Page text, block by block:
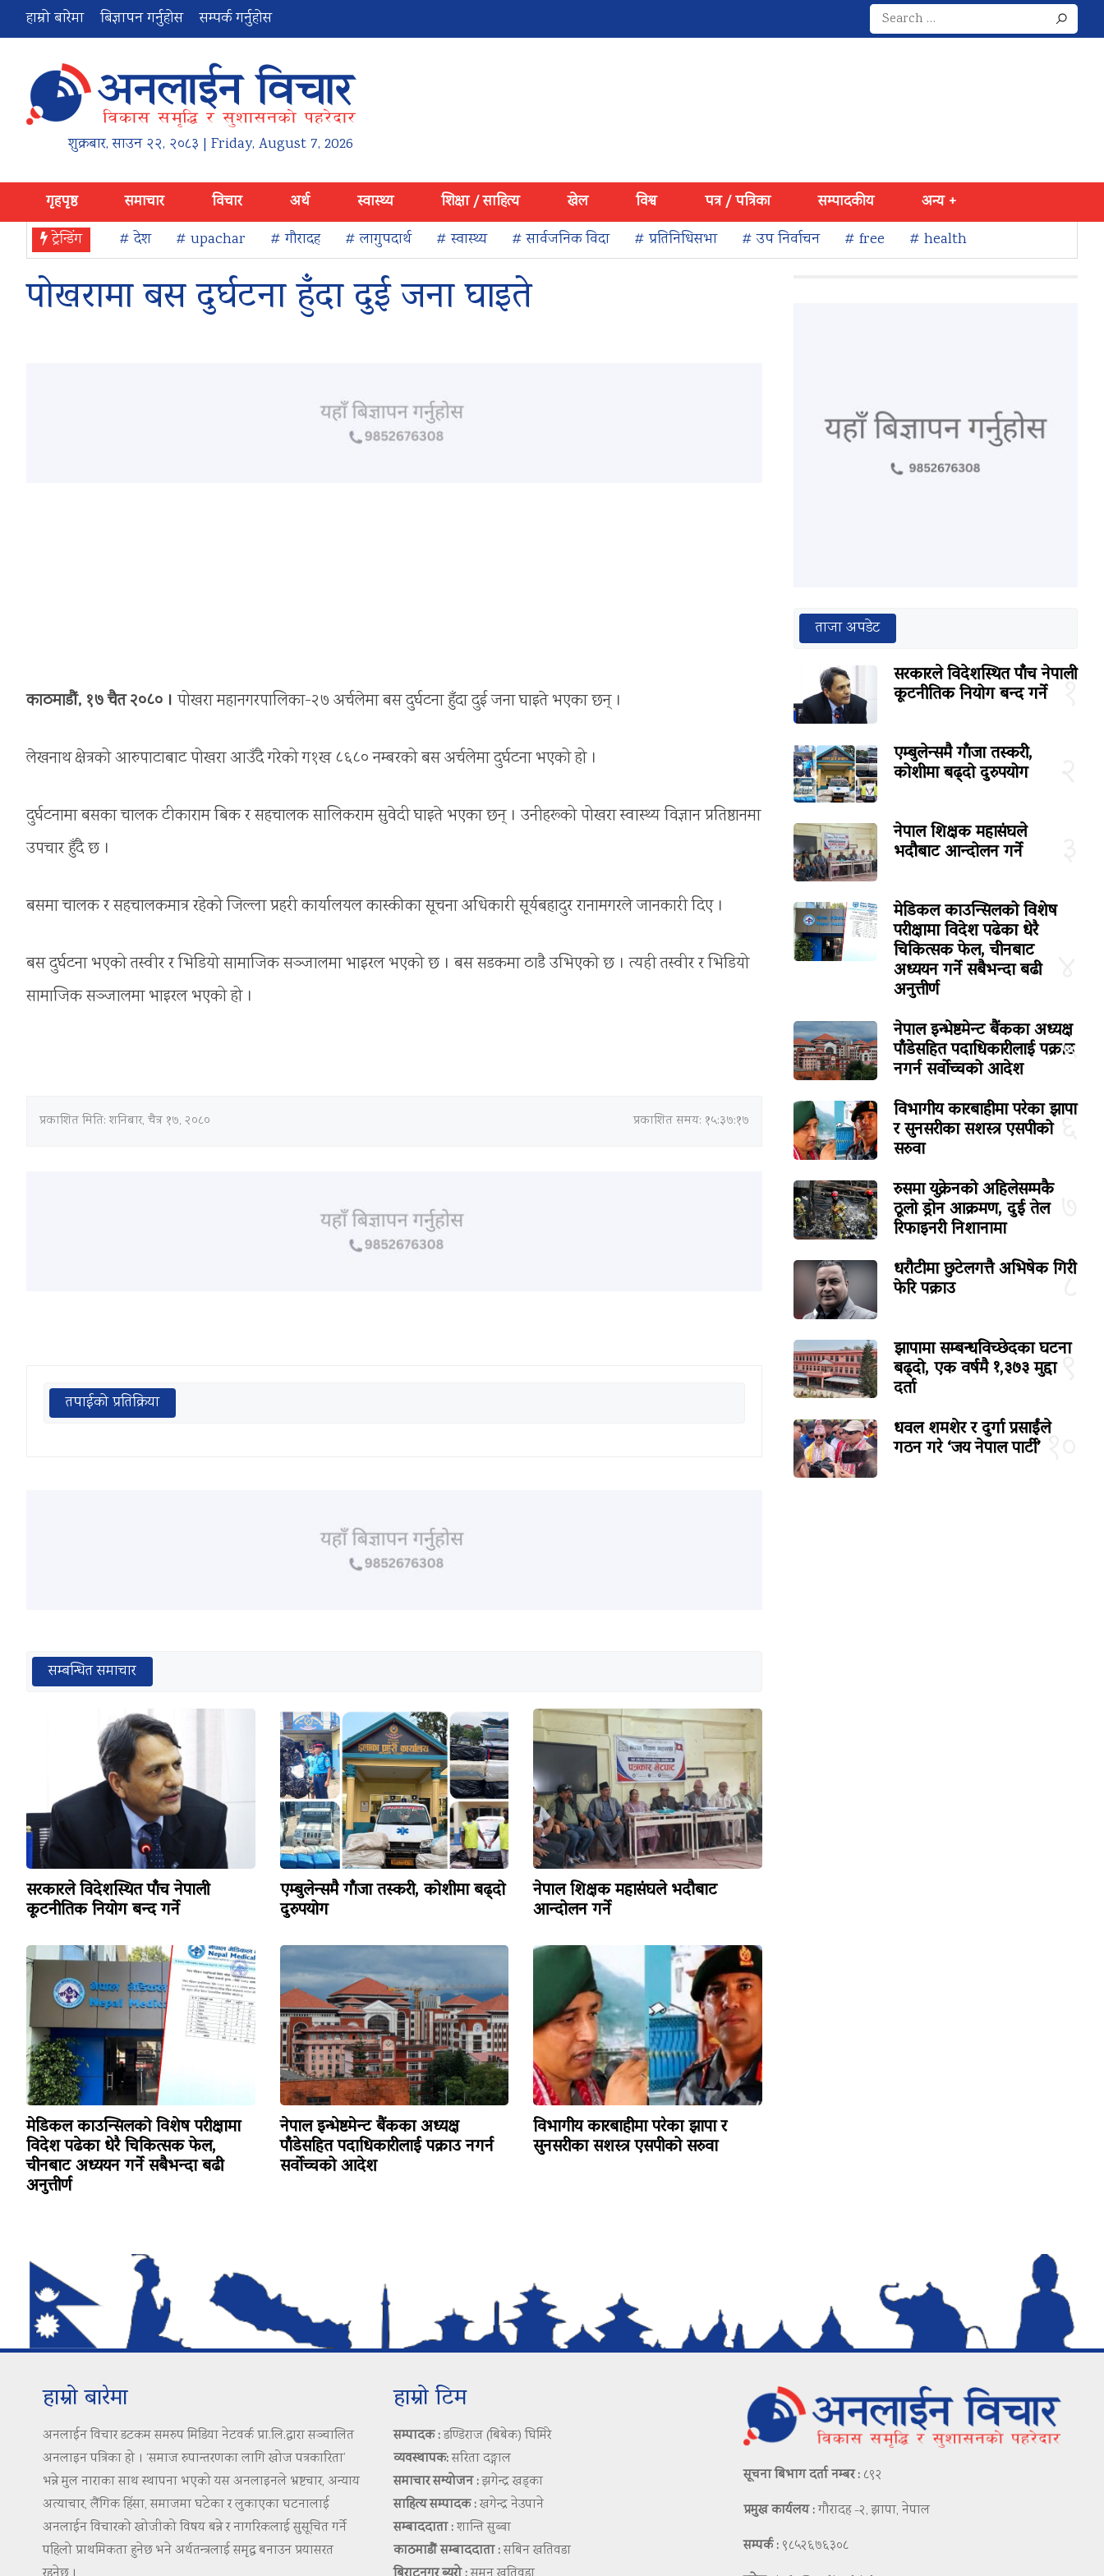
हाम्रो बारेमा बिज्ञापन गर्नुहोस सम्पर्क गर्नुहोस
Search
for:
शुक्रबार,साउन २२, २०८३ | Friday, August 7, 2026
गृहपृष्ठ समाचार विचार अर्थ स्वास्थ्य शिक्षा / साहित्य खेल विश्व पत्र / पत्रिका सम्पादकीय
अन्य +
ट्रेन्डिंग
# देश # upachar # गौरादह # लागुपदार्थ # स्वास्थ्य # सार्वजनिक विदा # प्रतिनिधिसभा # उप निर्वाचन # free # health
पोखरामा बस दुर्घटना हुँदा दुई जना घाइते
काठमाडौं, १७ चैत २०८० । पोखरा महानगरपालिका-२७ अर्चलेमा बस दुर्घटना हुँदा दुई जना घाइते भएका छन् ।
लेखनाथ क्षेत्रको आरुपाटाबाट पोखरा आउँदै गरेको ग१ख ८६८० नम्बरको बस अर्चलेमा दुर्घटना भएको हो ।
दुर्घटनामा बसका चालक टीकाराम बिक र सहचालक सालिकराम सुवेदी घाइते भएका छन् । उनीहरूको पोखरा स्वास्थ्य विज्ञान प्रतिष्ठानमा
उपचार हुँदै छ ।
बसमा चालक र सहचालकमात्र रहेको जिल्ला प्रहरी कार्यालयल कास्कीका सूचना अधिकारी सूर्यबहादुर रानामगरले जानकारी दिए ।
बस दुर्घटना भएको तस्वीर र भिडियो सामाजिक सञ्जालमा भाइरल भएको छ । बस सडकमा ठाडै उभिएको छ । त्यही तस्वीर र भिडियो
सामाजिक सञ्जालमा भाइरल भएको हो ।
प्रकाशित मिति:शनिबार, चैत्र १७, २०८० प्रकाशित समय: १५:३७:१७
तपाईको प्रतिक्रिया
सम्बन्धित समाचार
सरकारले विदेशस्थित पाँच नेपाली
कूटनीतिक नियोग बन्द गर्ने
एम्बुलेन्समै गाँजा तस्करी, कोशीमा बढ्दो
दुरुपयोग
नेपाल शिक्षक महासंघले भदौबाट
आन्दोलन गर्ने
मेडिकल काउन्सिलको विशेष परीक्षामा
विदेश पढेका धेरै चिकित्सक फेल,
चीनबाट अध्ययन गर्ने सबैभन्दा बढी
अनुत्तीर्ण
नेपाल इन्भेष्टमेन्ट बैंकका अध्यक्ष
पाँडेसहित पदाधिकारीलाई पक्राउ नगर्न
सर्वोच्चको आदेश
विभागीय कारबाहीमा परेका झापा र
सुनसरीका सशस्त्र एसपीको सरुवा
ताजा अपडेट
१
सरकारले विदेशस्थित पाँच नेपाली
कूटनीतिक नियोग बन्द गर्ने
एम्बुलेन्समै गाँजा तस्करी,
कोशीमा बढ्दो दुरुपयोग
नेपाल शिक्षक महासंघले
भदौबाट आन्दोलन गर्ने
मेडिकल काउन्सिलको विशेष
परीक्षामा विदेश पढेका धेरै
चिकित्सक फेल, चीनबाट
अध्ययन गर्ने सबैभन्दा बढी
अनुत्तीर्ण
५
नेपाल इन्भेष्टमेन्ट बैंकका अध्यक्ष
पाँडेसहित पदाधिकारीलाई पक्राउ
नगर्न सर्वोच्चको आदेश
६
विभागीय कारबाहीमा परेका झापा
र सुनसरीका सशस्त्र एसपीको
सरुवा
रुसमा युक्रेनको अहिलेसम्मकै
ठूलो ड्रोन आक्रमण, दुई तेल
रिफाइनरी निशानामा
८
धरौटीमा छुटेलगत्तै अभिषेक गिरी
फेरि पक्राउ
९
झापामा सम्बन्धविच्छेदका घटना
बढ्दो, एक वर्षमै १,३७३ मुद्दा
दर्ता
१०
धवल शमशेर र दुर्गा प्रसाईंले
गठन गरे ‘जय नेपाल पार्टी’
हाम्रो बारेमा
अनलाईन विचार डटकम समरुप मिडिया नेटवर्क प्रा.लि.द्वारा सञ्चालित
अनलाइन पत्रिका हो । ‘समाज रुपान्तरणका लागि खोज पत्रकारिता’
भन्ने मुल नाराका साथ स्थापना भएको यस अनलाइनले भ्रष्टचार, अन्याय
अत्याचार, लैंगिक हिंसा, समाजमा घटेका र लुकाएका घटनालाई
अनलाईन विचारको खोजीको विषय बन्ने र नागरिकलाई सुसूचित गर्ने
पहिलो प्राथमिकता हुनेछ भने अर्थतन्त्रलाई समृद्ध बनाउन प्रयासरत
हाम्रो टिम
सम्पादक :डण्डिराज (बिबेक) घिमिरे
व्यवस्थापक:सरिता दङ्गाल
समाचार सम्योजन :झगेन्द्र खड्का
साहित्य सम्पादक :खगेन्द्र नेउपाने
सम्बाददाता :शान्ति सुब्बा
काठमाडौं सम्बाददाता :सबिन खतिवडा
सूचना बिभाग दर्ता नम्बर : ८९२
प्रमुख कार्यलय :गौरादह -२, झापा, नेपाल
सम्पर्क : ९८५२६७६३०८